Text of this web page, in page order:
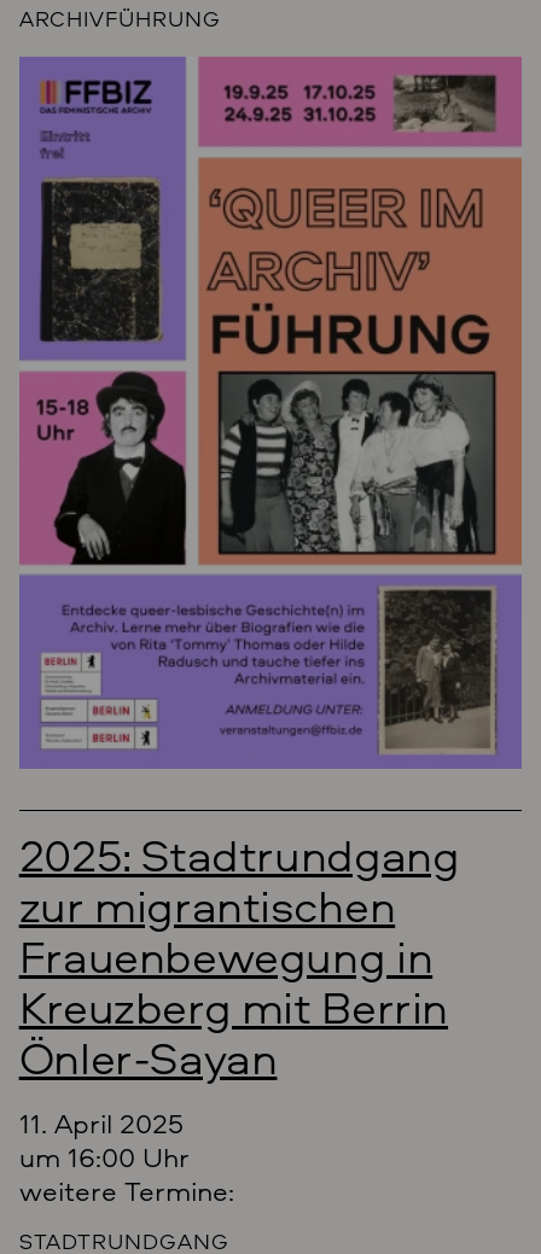
ARCHIVFÜHRUNG
2025: Stadtrundgang
zur migrantischen
Frauenbewegung in
Kreuzberg mit Berrin
Önler-Sayan
11. April 2025
um 16:00 Uhr
weitere Termine:
STADTRUNDGANG